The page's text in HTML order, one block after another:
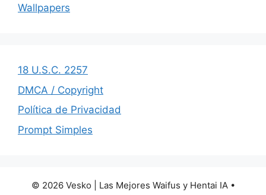
Wallpapers
18 U.S.C. 2257
DMCA / Copyright
Política de Privacidad
Prompt Simples
© 2026 Vesko | Las Mejores Waifus y Hentai IA•